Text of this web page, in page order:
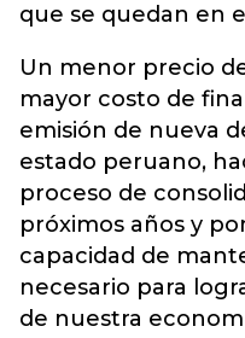
que se quedan en
Un menor precio
mayor costo de
emisión de nueva
estado peruano,
proceso de
próximos años y
capacidad de
necesario para
de nuestra